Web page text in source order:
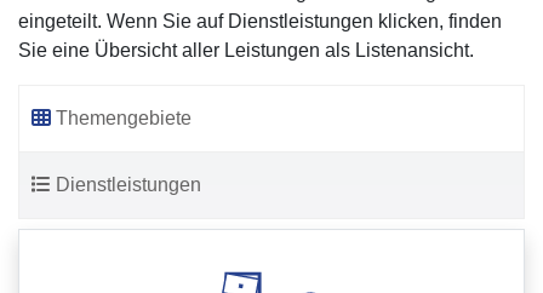
eingeteilt. Wenn Sie auf Dienstleistungen klicken, finden
Sie eine Übersicht aller Leistungen als Listenansicht.
Themengebiete
Dienstleistungen